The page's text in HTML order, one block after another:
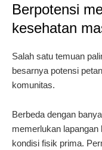
Berpotensi
kesehatan
Salah satu temuan
besarnya potensi
komunitas.
Berbeda dengan
memerlukan
kondisi fisik prima.